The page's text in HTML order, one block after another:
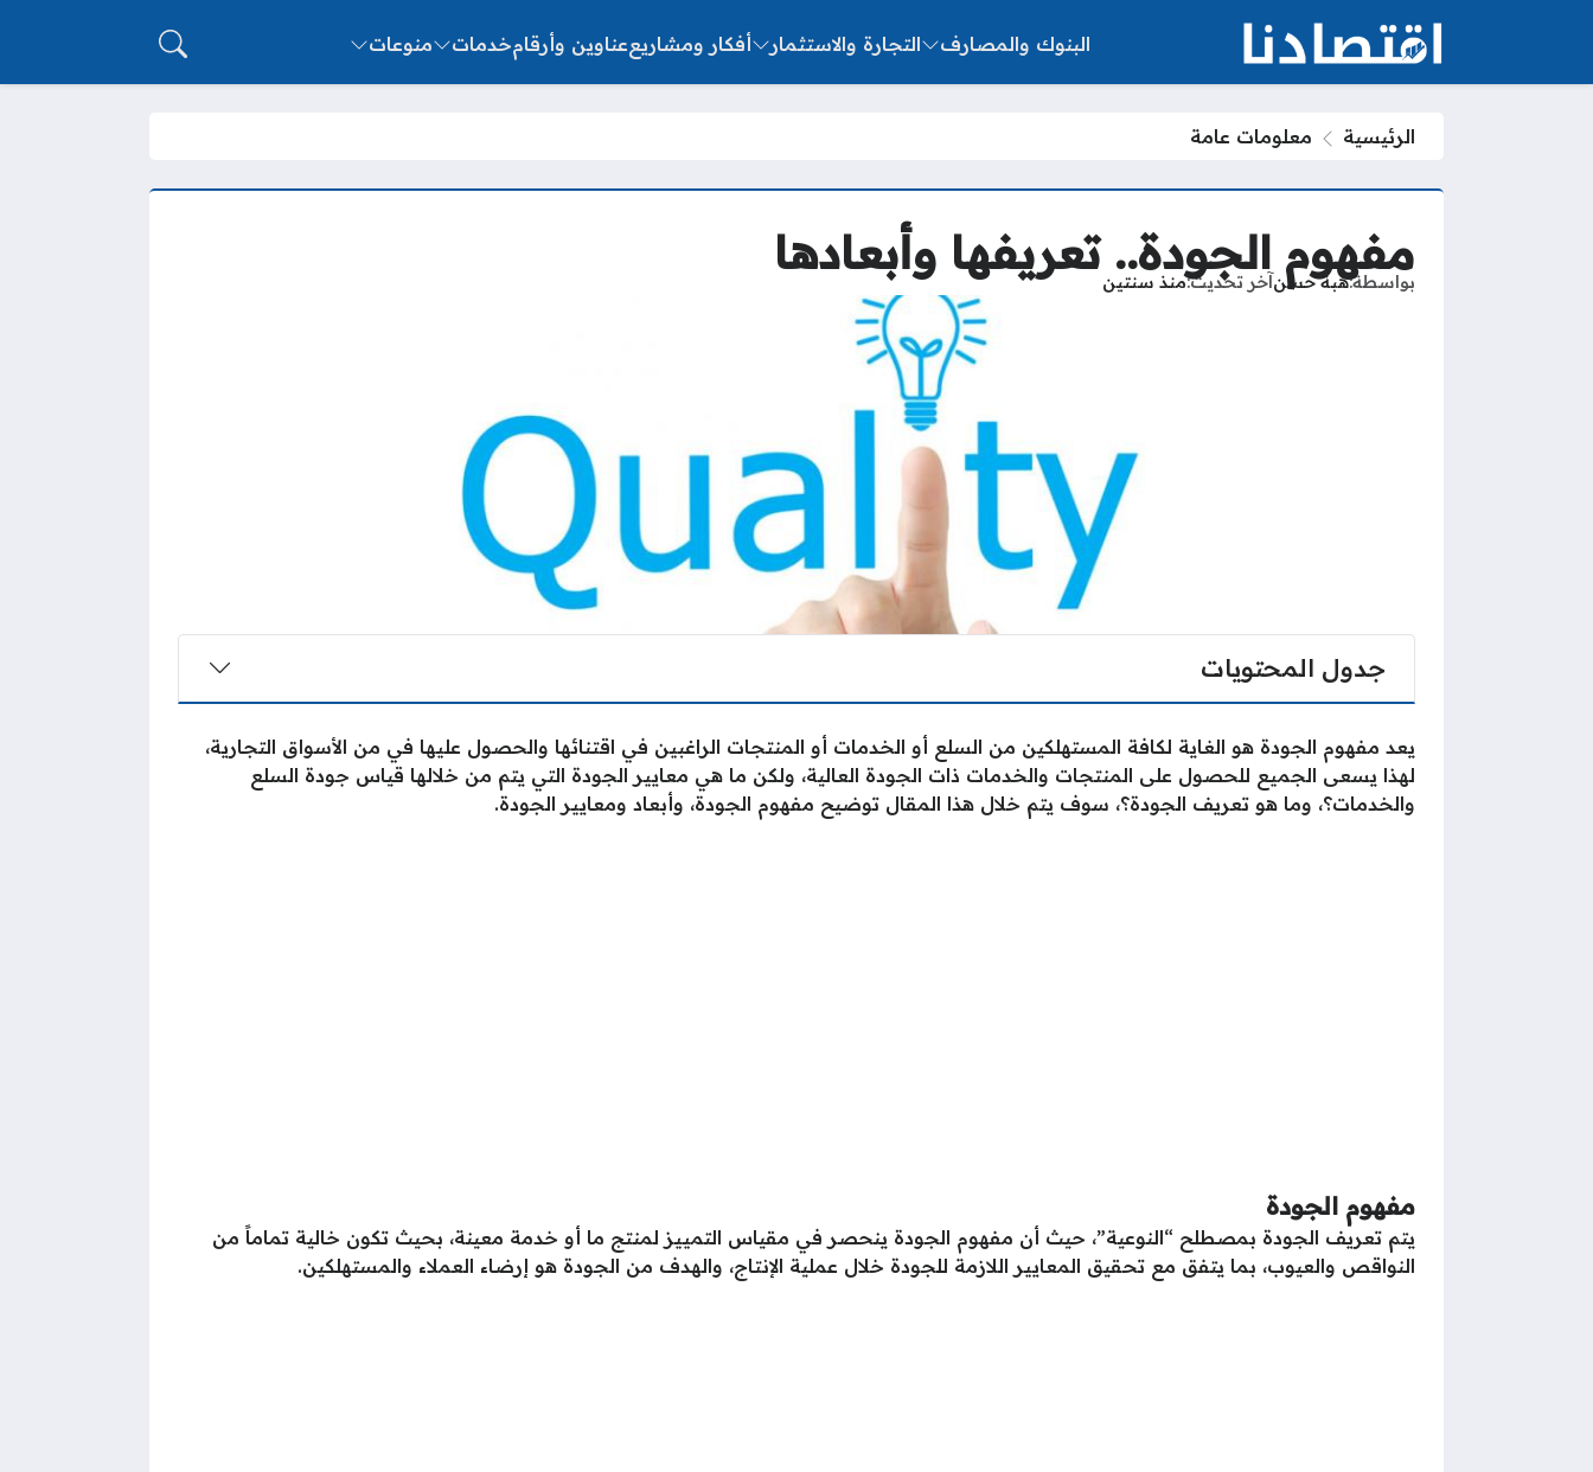
البنوك والمصارف التجارة والاستثمار أفكار ومشاريععناوين وأرقامخدمات منوعات
الرئيسية معلومات عامة
مفهوم الجودة.. تعريفها وأبعادها
بواسطةهبة حسنآخر تحديثمنذ سنتين
جدول المحتويات
يعد مفهوم الجودة هو الغاية لكافة المستهلكين من السلع أو الخدمات أو المنتجات الراغبين في اقتنائها والحصول عليها في من الأسواق التجارية،
لهذا يسعى الجميع للحصول على المنتجات والخدمات ذات الجودة العالية، ولكن ما هي معايير الجودة التي يتم من خلالها قياس جودة السلع
والخدمات؟، وما هو تعريف الجودة؟، سوف يتم خلال هذا المقال توضيح مفهوم الجودة، وأبعاد ومعايير الجودة.
مفهوم الجودة
يتم تعريف الجودة بمصطلح “النوعية”، حيث أن مفهوم الجودة ينحصر في مقياس التمييز لمنتج ما أو خدمة معينة، بحيث تكون خالية تماماً من
النواقص والعيوب، بما يتفق مع تحقيق المعايير اللازمة للجودة خلال عملية الإنتاج، والهدف من الجودة هو إرضاء العملاء والمستهلكين.